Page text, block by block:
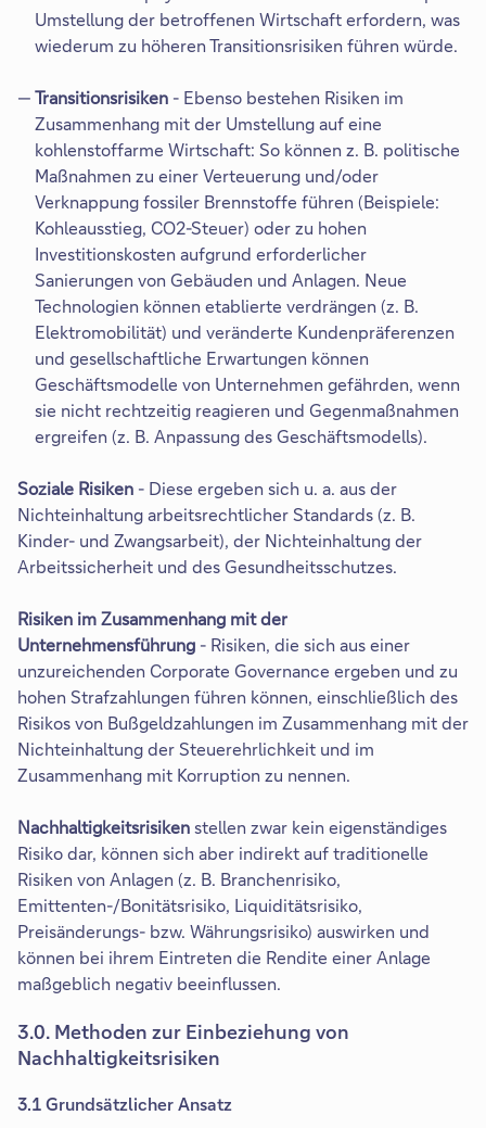
Umstellung der betroffenen Wirtschaft erfordern, was
wiederum zu höheren Transitionsrisiken führen würde.
Transitionsrisiken - Ebenso bestehen Risiken im
Zusammenhang mit der Umstellung auf eine
kohlenstoffarme Wirtschaft: So können z. B. politische
Maßnahmen zu einer Verteuerung und/oder
Verknappung fossiler Brennstoffe führen (Beispiele:
Kohleausstieg, CO2-Steuer) oder zu hohen
Investitionskosten aufgrund erforderlicher
Sanierungen von Gebäuden und Anlagen. Neue
Technologien können etablierte verdrängen (z. B.
Elektromobilität) und veränderte Kundenpräferenzen
und gesellschaftliche Erwartungen können
Geschäftsmodelle von Unternehmen gefährden, wenn
sie nicht rechtzeitig reagieren und Gegenmaßnahmen
ergreifen (z. B. Anpassung des Geschäftsmodells).
Soziale Risiken - Diese ergeben sich u. a. aus der
Nichteinhaltung arbeitsrechtlicher Standards (z. B.
Kinder- und Zwangsarbeit), der Nichteinhaltung der
Arbeitssicherheit und des Gesundheitsschutzes.
Risiken im Zusammenhang mit der
Unternehmensführung - Risiken, die sich aus einer
unzureichenden Corporate Governance ergeben und zu
hohen Strafzahlungen führen können, einschließlich des
Risikos von Bußgeldzahlungen im Zusammenhang mit der
Nichteinhaltung der Steuerehrlichkeit und im
Zusammenhang mit Korruption zu nennen.
Nachhaltigkeitsrisikenstellen zwar kein eigenständiges
Risiko dar, können sich aber indirekt auf traditionelle
Risiken von Anlagen (z. B. Branchenrisiko,
Emittenten-/Bonitätsrisiko, Liquiditätsrisiko,
Preisänderungs- bzw. Währungsrisiko) auswirken und
können bei ihrem Eintreten die Rendite einer Anlage
maßgeblich negativ beeinflussen.
3.0. Methoden zur Einbeziehung von
Nachhaltigkeitsrisiken
3.1 Grundsätzlicher Ansatz